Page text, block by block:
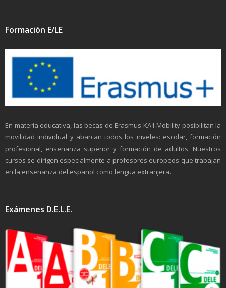
Formación E/LE
En materia educativa, las becas de Erasmus KA1 Mobility posibilitan la
movilidad individual y abarcan todos los niveles: escolar, formación
profesional, enseñanza superior y formación de adultos. Nuestros
cursos se dirigen especialmente a profesores europeos que trabajan
en la enseñanza del español como lengua extranjera.
Exámenes D.E.L.E.